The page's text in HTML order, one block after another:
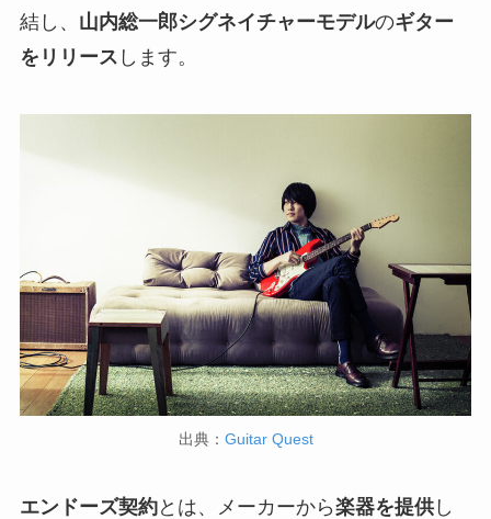
結し、 山内総一郎シグネイチャーモデルのギター
をリリース します。
出典： Guitar Quest
エンドーズ契約とは、メーカーから楽器を提供し